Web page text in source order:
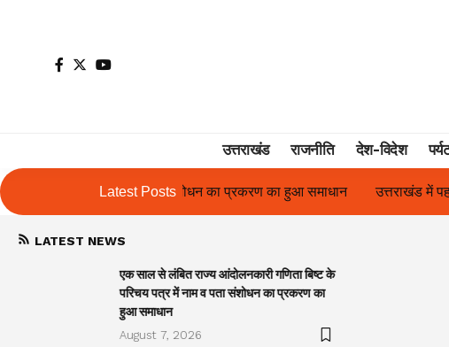
उत्तराखंड राजनीति देश-विदेश
Latest Posts
का प्रकरण का हुआ समाधान उत्तराखंड में पहली बार श्री श्री वेलबीइंग का
LATEST NEWS
एक साल से लंबित राज्य आंदोलनकारी गणिता बिष्ट के
परिचय पत्र में नाम व पता संशोधन का प्रकरण का
हुआ समाधान
August 7, 2026